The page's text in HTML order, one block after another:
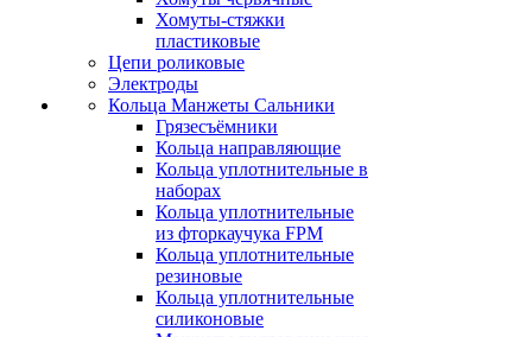
Хомуты-стяжки
пластиковые
Цепи роликовые
Электроды
Кольца Манжеты Сальники
Грязесъёмники
Кольца направляющие
Кольца уплотнительные в
наборах
Кольца уплотнительные
из фторкаучука FPM
Кольца уплотнительные
резиновые
Кольца уплотнительные
силиконовые